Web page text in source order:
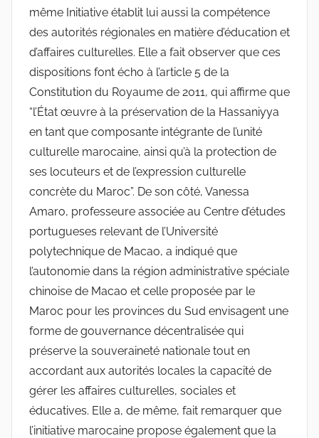
même Initiative établit lui aussi la compétence
des autorités régionales en matière d’éducation et
d’affaires culturelles. Elle a fait observer que ces
dispositions font écho à l’article 5 de la
Constitution du Royaume de 2011, qui affirme que
“l’État œuvre à la préservation de la Hassaniyya
en tant que composante intégrante de l’unité
culturelle marocaine, ainsi qu’à la protection de
ses locuteurs et de l’expression culturelle
concrète du Maroc”. De son côté, Vanessa
Amaro, professeure associée au Centre d’études
portugueses relevant de l’Université
polytechnique de Macao, a indiqué que
l’autonomie dans la région administrative spéciale
chinoise de Macao et celle proposée par le
Maroc pour les provinces du Sud envisagent une
forme de gouvernance décentralisée qui
préserve la souveraineté nationale tout en
accordant aux autorités locales la capacité de
gérer les affaires culturelles, sociales et
éducatives. Elle a, de même, fait remarquer que
l’initiative marocaine propose également que la